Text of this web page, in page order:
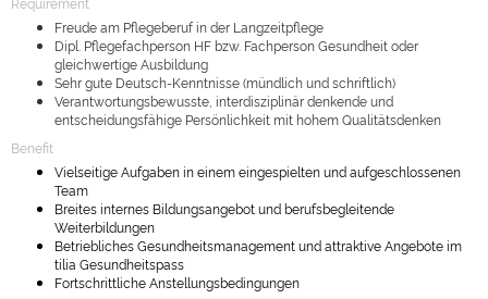
Freude am Pflegeberuf in der Langzeitpflege
Dipl. Pflegefachperson HF bzw. Fachperson Gesundheit oder
gleichwertige Ausbildung
Sehr gute Deutsch-Kenntnisse (mündlich und schriftlich)
Verantwortungsbewusste, interdisziplinär denkende und
entscheidungsfähige Persönlichkeit mit hohem Qualitätsdenken
Benefit
Vielseitige Aufgaben in einem eingespielten und aufgeschlossenen
Team
Breites internes Bildungsangebot und berufsbegleitende
Weiterbildungen
Betriebliches Gesundheitsmanagement und attraktive Angebote im
tilia Gesundheitspass
Fortschrittliche Anstellungsbedingungen